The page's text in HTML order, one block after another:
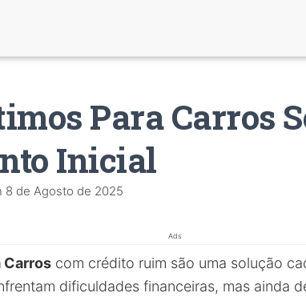
Para Carros
Inicial
8 de Agosto de 2025
Ads
Carros com crédito ruim são uma solução
dificuldades financeiras, mas ainda